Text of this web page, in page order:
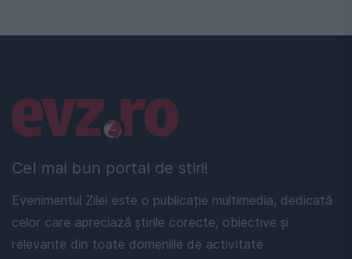
Cel mai bun portal de stiri!
Evenimentul Zilei este o publicație multimedia, dedicată
celor care apreciază știrile corecte, obiective și
relevante din toate domeniile de activitate
Linkuri utile